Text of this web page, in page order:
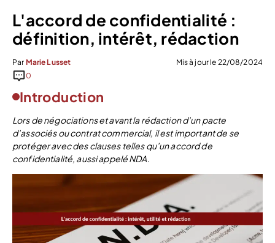
L'accord de confidentialité :
définition, intérêt, rédaction
Par Marie Lusset
Mis à jour le 22/08/2024
0
Introduction
Lors de négociations et avant la rédaction d’un pacte
d’associés ou contrat commercial, il est important de se
protéger avec des clauses telles qu’un accord de
confidentialité, aussi appelé NDA.